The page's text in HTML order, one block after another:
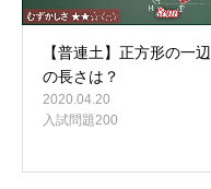
【普連土】正方形の一辺
の長さは？
2020.04.20
入試問題200